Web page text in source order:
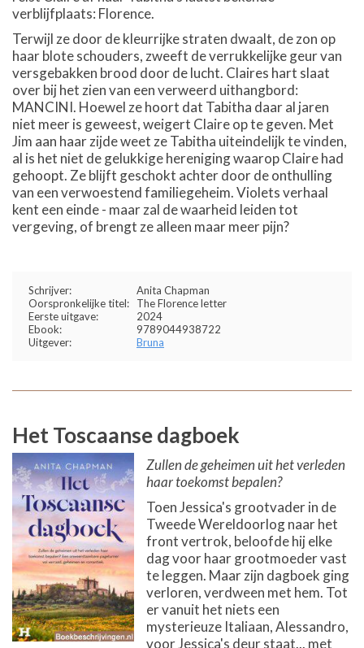
verblijfplaats: Florence.
Terwijl ze door de kleurrijke straten dwaalt, de zon op
haar blote schouders, zweeft de verrukkelijke geur van
versgebakken brood door de lucht. Claires hart slaat
over bij het zien van een verweerd uithangbord:
MANCINI. Hoewel ze hoort dat Tabitha daar al jaren
niet meer is geweest, weigert Claire op te geven. Met
Jim aan haar zijde weet ze Tabitha uiteindelijk te vinden,
al is het niet de gelukkige hereniging waarop Claire had
gehoopt. Ze blijft geschokt achter door de onthulling
van een verwoestend familiegeheim. Violets verhaal
kent een einde - maar zal de waarheid leiden tot
vergeving, of brengt ze alleen maar meer pijn?
Schrijver:
Anita Chapman
Oorspronkelijke titel:
The Florence letter
Eerste uitgave:
2024
Ebook:
9789044938722
Uitgever:
Bruna
Het Toscaanse dagboek
Zullen de geheimen uit het verleden
haar toekomst bepalen?
Toen Jessica's grootvader in de
Tweede Wereldoorlog naar het
front vertrok, beloofde hij elke
dag voor haar grootmoeder vast
te leggen. Maar zijn dagboek ging
verloren, verdween met hem. Tot
er vanuit het niets een
mysterieuze Italiaan, Alessandro,
voor Jessica's deur staat... met